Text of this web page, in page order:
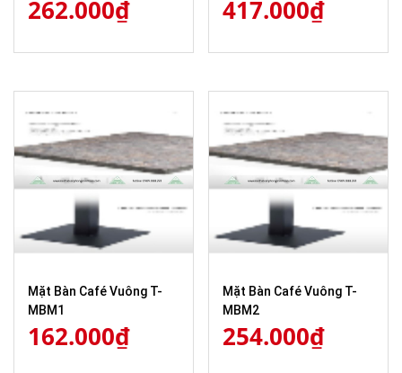
262.000₫ 417.000₫
Mặt Bàn Café Vuông T-
MBM1
162.000₫
Mặt Bàn Café Vuông T-
MBM2
254.000₫